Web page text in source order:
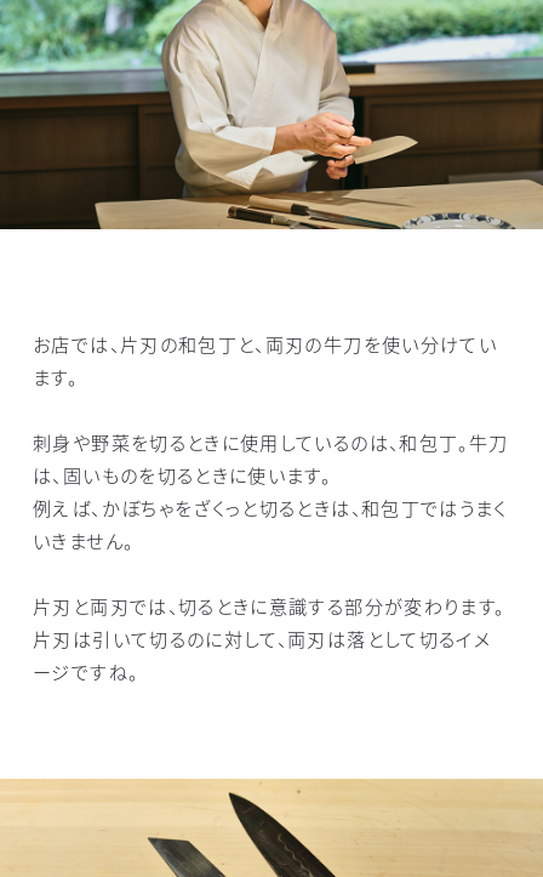
お店では、片刃の和包丁と、両刃の牛刀を使い分けてい
ます。
刺身や野菜を切るときに使用しているのは、和包丁。牛刀
は、固いものを切るときに使います。
例えば、かぼちゃをざくっと切るときは、和包丁ではうまく
いきません。
片刃と両刃では、切るときに意識する部分が変わります。
片刃は引いて切るのに対して、両刃は落として切るイメ
ージですね。